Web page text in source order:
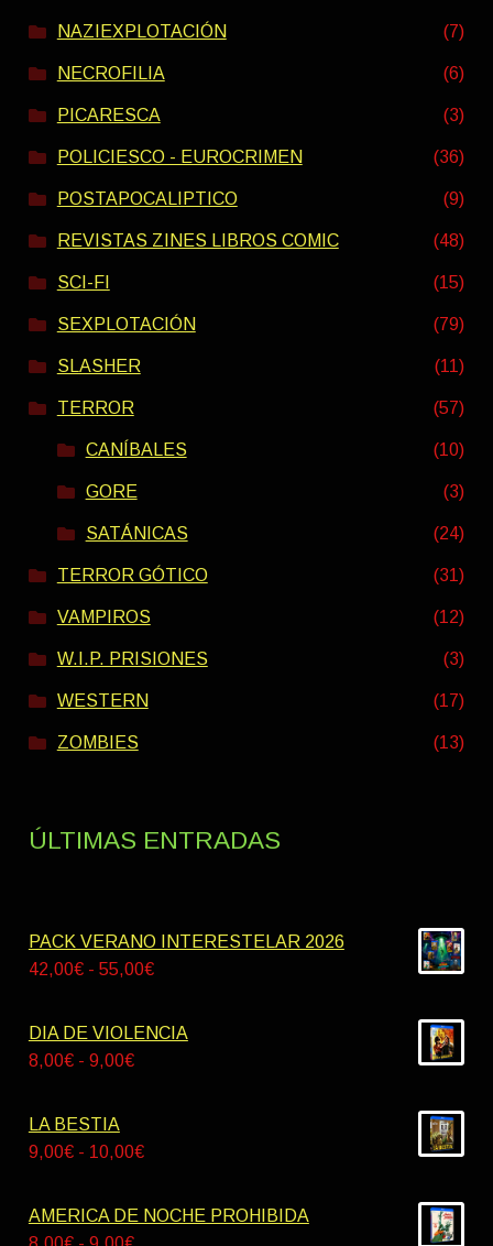
NAZIEXPLOTACIÓN (7)
NECROFILIA (6)
PICARESCA (3)
POLICIESCO - EUROCRIMEN (36)
POSTAPOCALIPTICO (9)
REVISTAS ZINES LIBROS COMIC (48)
SCI-FI (15)
SEXPLOTACIÓN (79)
SLASHER (11)
TERROR (57)
CANÍBALES (10)
GORE (3)
SATÁNICAS (24)
TERROR GÓTICO (31)
VAMPIROS (12)
W.I.P. PRISIONES (3)
WESTERN (17)
ZOMBIES (13)
ÚLTIMAS ENTRADAS
PACK VERANO INTERESTELAR 2026
42,00€ - 55,00€Rango
precios:
DIA DE VIOLENCIA
8,00€ - 9,00€Rango
desde
9,00€
LA BESTIA
9,00€ - 10,00€Rango
precios:
AMERICA DE NOCHE PROHIBIDA